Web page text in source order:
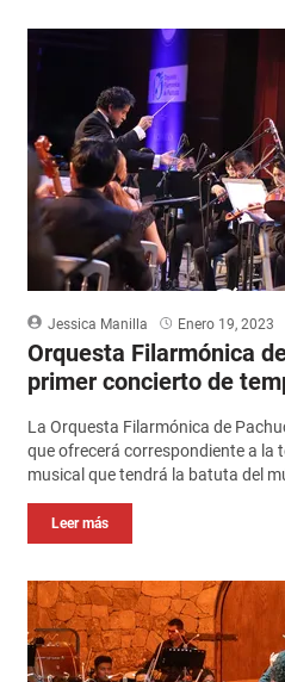
Jessica Manilla Enero 19, 2023
Orquesta Filarmónica
primer concierto de
La Orquesta Filarmónica de
que ofrecerá correspondiente a la
musical que tendrá la batuta del
Leer más